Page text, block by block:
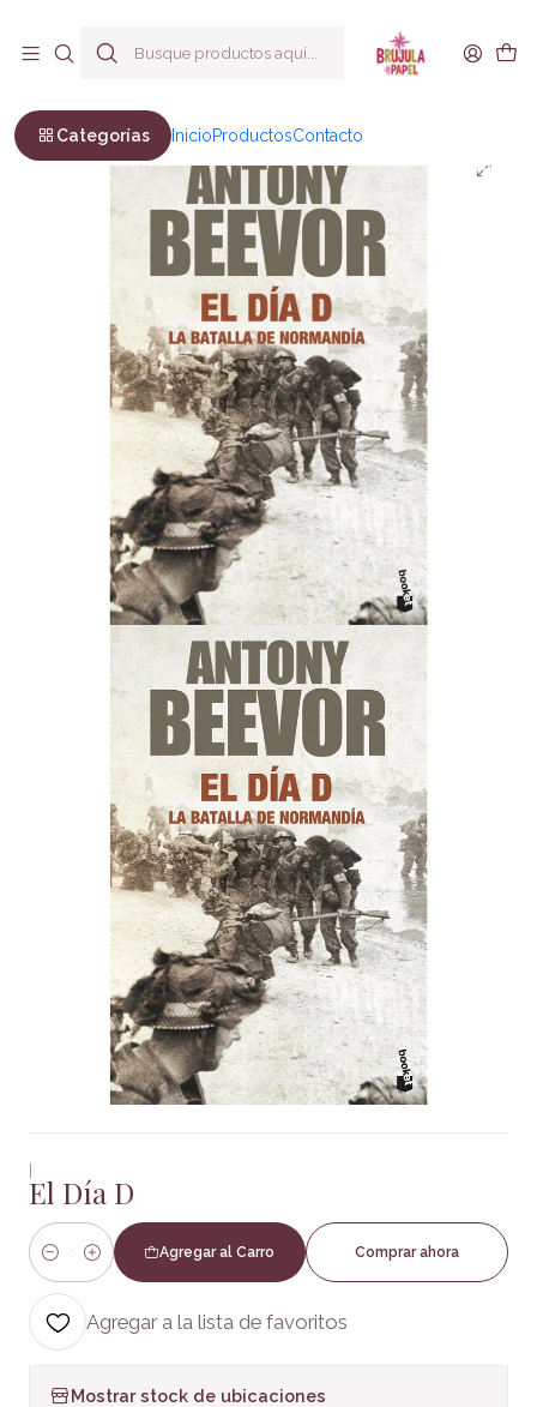
Categorías InicioProductosContacto
El Día D
|
El Día D
Cantidad
Agregar al Carro Comprar ahora
Agregar a la lista de favoritos
Mostrar stock de ubicaciones